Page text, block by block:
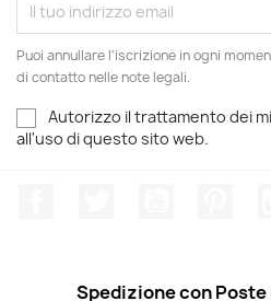
Puoi annullare l'iscrizione in ogni
di contatto nelle note legali.
Autorizzo il trattamento dei
all'uso di questo sito web.
Spedizione con